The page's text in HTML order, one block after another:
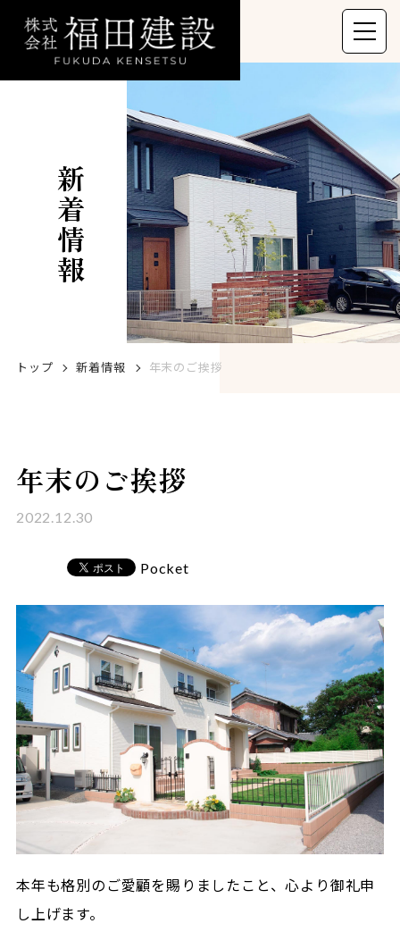
新着情報
トップ 新着情報 年末のご挨拶
年末のご挨拶
2022.12.30
Pocket
本年も格別のご愛顧を賜りましたこと、心より御礼申
し上げます。